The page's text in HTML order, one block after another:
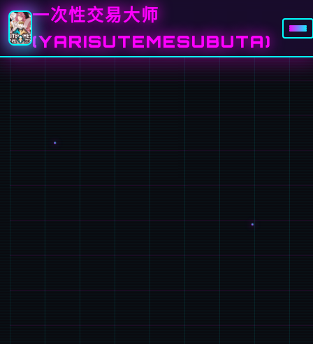
一次性交易大师
(YARISUTEMESUBUTA)